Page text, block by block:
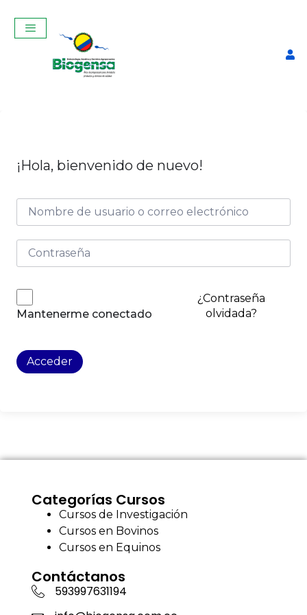
¡Hola, bienvenido de nuevo!
Mantenerme conectado
¿Contraseña
olvidada?
Acceder
Categorías Cursos
Cursos de Investigación
Cursos en Bovinos
Cursos en Equinos
Contáctanos
593997631194
Curso Teórico-Práctico De
Inseminación Artificial En
$320,00 + ADD